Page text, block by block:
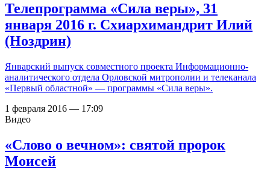
Телепрограмма «Сила веры», 31
января 2016 г. Схиархимандрит Илий
(Ноздрин)
Январский выпуск совместного проекта Информационно-
аналитического отдела Орловской митрополии и телеканала
«Первый областной» — программы «Сила веры».
1 февраля 2016 — 17:09
Видео
«Слово о вечном»: святой пророк
Моисей